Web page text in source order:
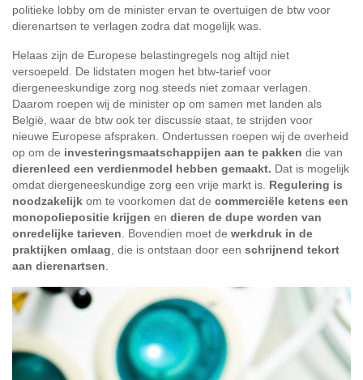
politieke lobby om de minister ervan te overtuigen de btw voor
dierenartsen te verlagen zodra dat mogelijk was.
Helaas zijn de Europese belastingregels nog altijd niet
versoepeld. De lidstaten mogen het btw-tarief voor
diergeneeskundige zorg nog steeds niet zomaar verlagen.
Daarom roepen wij de minister op om samen met landen als
België, waar de btw ook ter discussie staat, te strijden voor
nieuwe Europese afspraken. Ondertussen roepen wij de overheid
op om de investeringsmaatschappijen aan te pakken die van
dierenleed een verdienmodel hebben gemaakt. Dat is mogelijk
omdat diergeneeskundige zorg een vrije markt is. Regulering is
noodzakelijk om te voorkomen dat de commerciële ketens een
monopoliepositie krijgen en dieren de dupe worden van
onredelijke tarieven . Bovendien moet de werkdruk in de
praktijken omlaag , die is ontstaan door een schrijnend tekort
aan dierenartsen